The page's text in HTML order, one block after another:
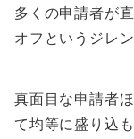
多くの申請者が
オフというジレン
真面目な申請者
て均等に盛り込